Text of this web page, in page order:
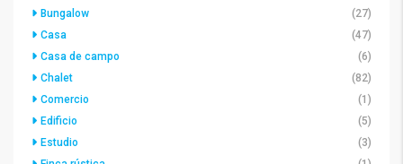
Bungalow
(27)
Casa
(47)
Casa de campo
(6)
Chalet
(82)
Comercio
(1)
Edificio
(5)
Estudio
(3)